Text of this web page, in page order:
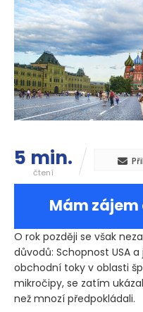
5 min.
čtení
Mám
O rok později se však
důvodů: Schopnost USA
obchodní toky v oblasti
mikročipy, se zatím
než mnozí předpokládali.